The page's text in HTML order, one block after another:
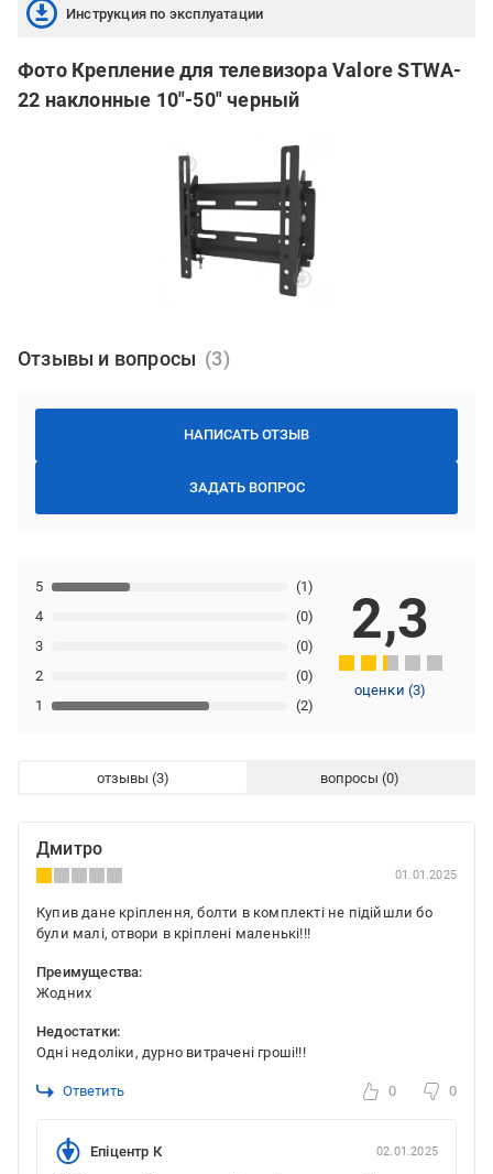
Инструкция по эксплуатации
Фото Крепление для телевизора Valore STWA-
22 наклонные 10"-50" черный
Отзывы и вопросы
НАПИСАТЬ ОТЗЫВ
ЗАДАТЬ ВОПРОС
1 (2)
2 (0)
3 (0)
4 (0)
5 (1)
2,3
оценки(3)
отзывы вопросы
Дмитро
01.01.2025
Купив дане кріплення, болти в комплекті не підійшли бо
були малі, отвори в кріплені маленькі!!!
Преимущества:
Жодних
Недостатки:
Одні недоліки, дурно витрачені гроші!!!
Ответить 0 0
Епіцентр К 02.01.2025